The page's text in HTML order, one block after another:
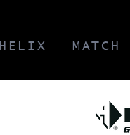
HELIX MATCH